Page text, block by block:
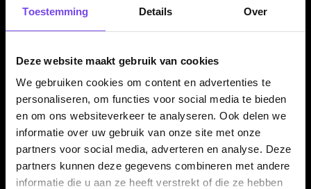
Toestemming Details Over
Deze website maakt gebruik van cookies
We gebruiken cookies om content en advertenties te
personaliseren, om functies voor social media te bieden
en om ons websiteverkeer te analyseren. Ook delen we
informatie over uw gebruik van onze site met onze
partners voor social media, adverteren en analyse. Deze
partners kunnen deze gegevens combineren met andere
informatie die u aan ze heeft verstrekt of die ze hebben
Front weighted profiel voor een directe worp
Compleet geleverd met Red Dragon Trx shafts en
Hardcore flights
Dartpijl Materiaal:90% Tungsten
Dartpijl Gewicht:21-23 Gram